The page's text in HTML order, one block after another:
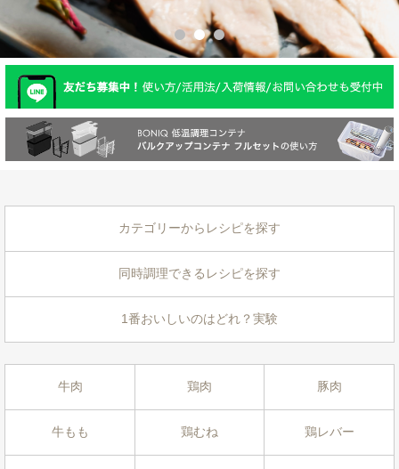
カテゴリーからレシピを探す
同時調理できるレシピを探す
1番おいしいのはどれ？実験
牛肉 鶏肉 豚肉
牛もも 鶏むね 鶏レバー